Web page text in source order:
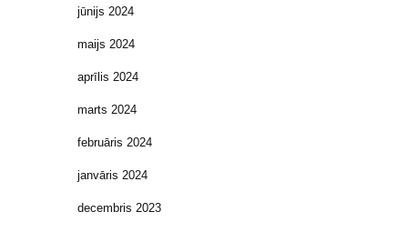
jūnijs 2024
maijs 2024
aprīlis 2024
marts 2024
februāris 2024
janvāris 2024
decembris 2023